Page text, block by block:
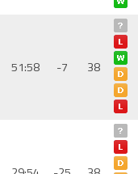
51:58 -7 38